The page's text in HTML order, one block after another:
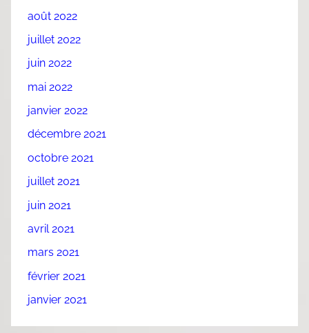
août 2022
juillet 2022
juin 2022
mai 2022
janvier 2022
décembre 2021
octobre 2021
juillet 2021
juin 2021
avril 2021
mars 2021
février 2021
janvier 2021